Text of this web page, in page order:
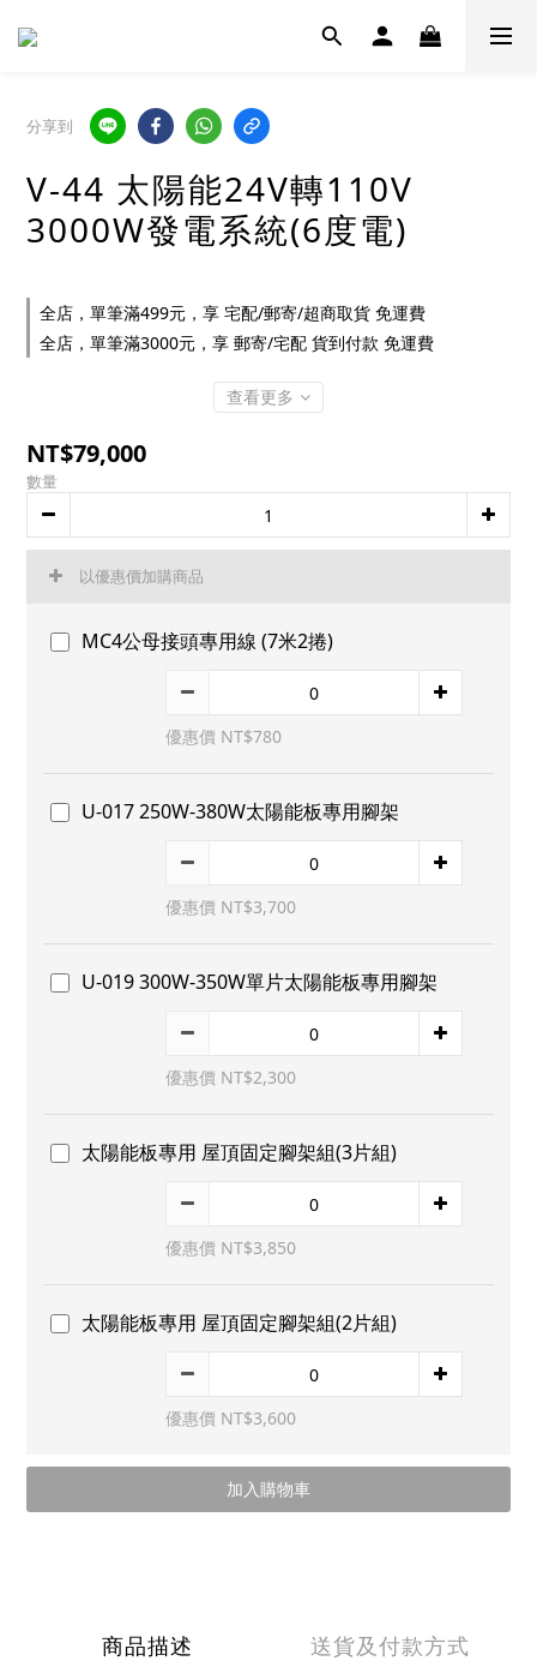
分享到
V-44 太陽能24V轉110V
3000W發電系統(6度電)
全店，單筆滿499元，享 宅配/郵寄/超商取貨 免運費
全店，單筆滿3000元，享 郵寄/宅配 貨到付款 免運費
查看更多
NT$79,000
數量
以優惠價加購商品
MC4公母接頭專用線 (7米2捲)
優惠價 NT$780
U-017 250W-380W太陽能板專用腳架
優惠價 NT$3,700
U-019 300W-350W單片太陽能板專用腳架
優惠價 NT$2,300
太陽能板專用 屋頂固定腳架組(3片組)
優惠價 NT$3,850
太陽能板專用 屋頂固定腳架組(2片組)
優惠價 NT$3,600
加入購物車
商品描述 送貨及付款方式